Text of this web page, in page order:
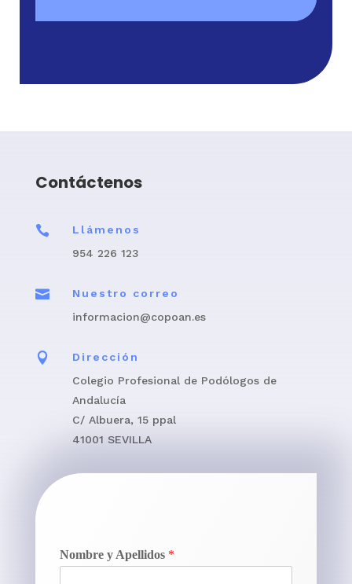
Contáctenos

Llámenos
954 226 123

Nuestro correo
informacion@copoan.es

Dirección
Colegio Profesional de Podólogos de
Andalucía
C/ Albuera, 15 ppal
41001 SEVILLA
Nombre y Apellidos *